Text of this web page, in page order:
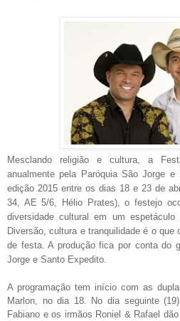
Mesclando religião e cultura, a
anualmente pela Paróquia São Jorge
edição 2015 entre os dias 18 e 23 de
34, AE 5/6, Hélio Prates), o festejo
diversidade cultural em um
Diversão, cultura e tranquilidade é o que
de festa. A produção fica por conta do
Jorge e Santo Expedito.
A programação tem início com as
Marlon, no dia 18. No dia seguinte
Fabiano e os irmãos Roniel & Rafael